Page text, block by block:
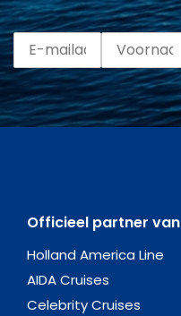
Officieel partner van
Holland America Line
AIDA Cruises
Celebrity Cruises